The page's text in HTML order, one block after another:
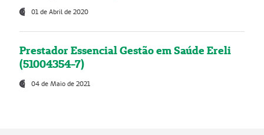
01 de Abril de 2020
Prestador Essencial Gestão em Saúde Ereli
(51004354-7)
04 de Maio de 2021